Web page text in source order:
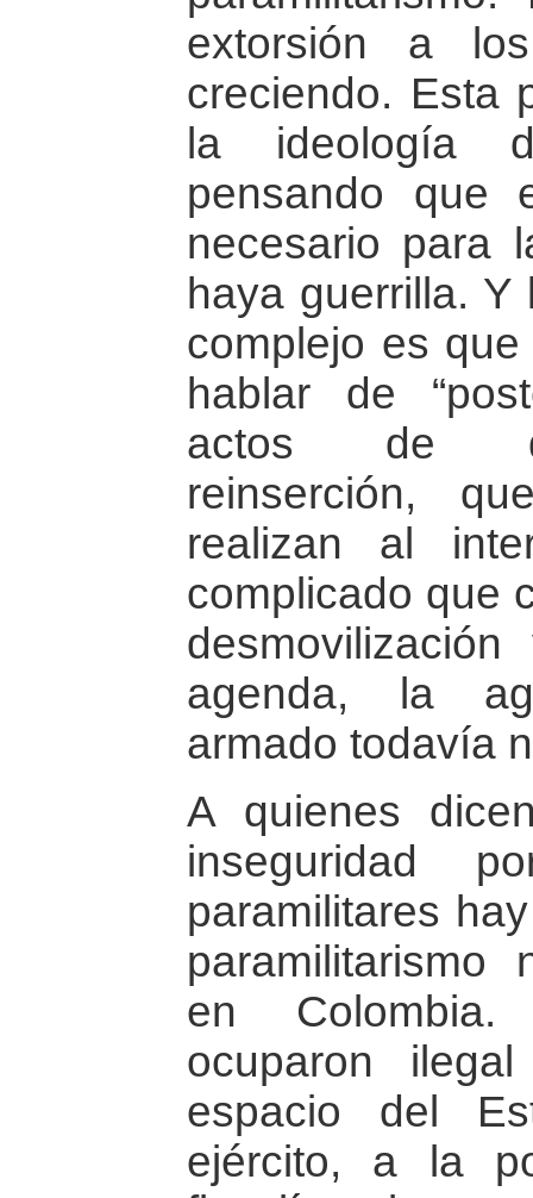
extorsión a
creciendo. Esta
la ideología
pensando que
necesario para
haya guerrilla.
complejo es
hablar de
actos de
reinserción,
realizan al
complicado que
agenda, la
armado todavía
A quienes
inseguridad
paramilitares
paramilitarismo
en Colombia.
ocuparon
espacio del
ejército, a la